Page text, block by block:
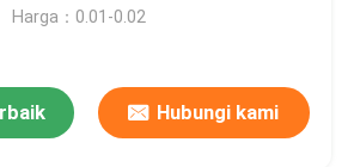
Harga：0.01-0.02
Hubungi kami